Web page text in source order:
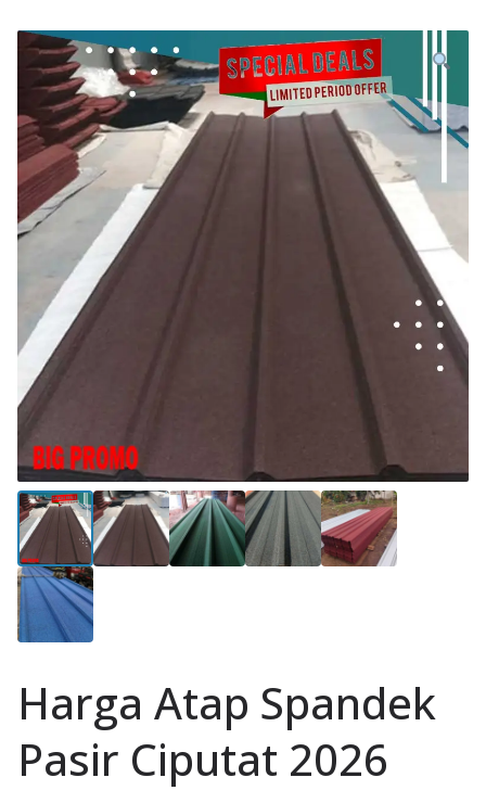
Harga Atap Spandek
Pasir Ciputat 2026